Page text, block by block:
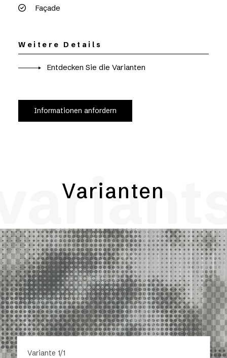
Façade
Weitere Details
Entdecken Sie die Varianten
Informationen anfordern
Varianten
Variante 1/1